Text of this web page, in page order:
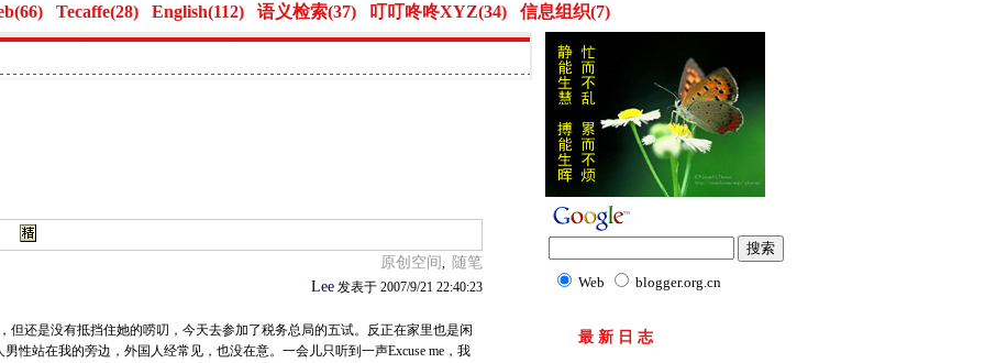
Tecaffe(28) English(112) 语义检索(37) 叮叮咚咚XYZ(34) 信息组织(7)
原创空间, 随笔
Lee 发表于 2007/9/21 22:40:23
但还是没有抵挡住她的唠叨，今天去参加了税务总局的五试。反正在家里也是闲
性站在我的旁边，外国人经常见，也没在意。一会儿只听到一声Excuse me，我
Web blogger.org.cn
最 新 日 志